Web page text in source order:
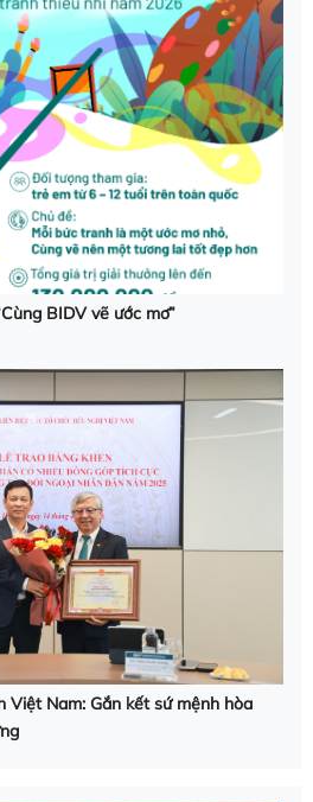
BIDV vẽ ước mơ”
Việt Nam: Gắn kết sứ mệnh hòa